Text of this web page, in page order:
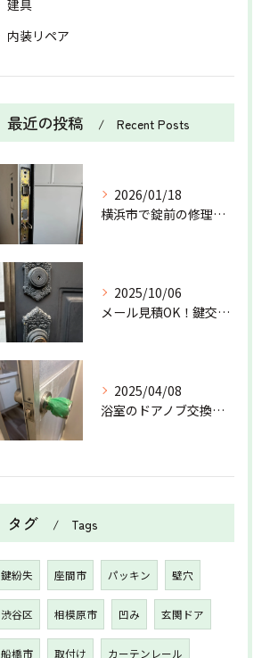
建具
内装リペア
最近の投稿 Recent Posts
2026/01/18
横浜市で錠前の修理を行いました！
2025/10/06
メール見積OK！鍵交換は万屋狐にお任せ
2025/04/08
浴室のドアノブ交換を行いました！
タグ Tags
鍵紛失 座間市 パッキン 壁穴
渋谷区 相模原市 凹み 玄関ドア
船橋市 取付け カーテンレール